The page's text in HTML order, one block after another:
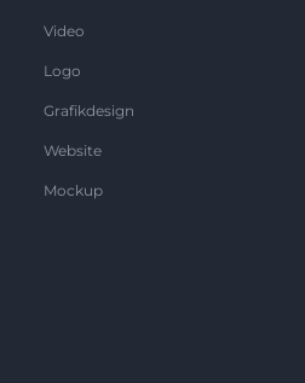
Video
Logo
Grafikdesign
Website
Mockup